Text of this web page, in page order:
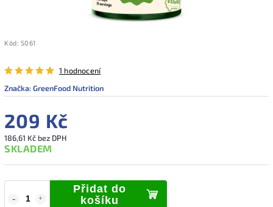
Kód: 5061
1 hodnocení
Značka:GreenFood Nutrition
209 Kč
186,61 Kč bez DPH
SKLADEM
Přidat do
košíku